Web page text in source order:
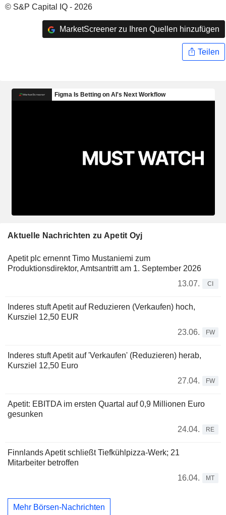
© S&P Capital IQ - 2026
MarketScreener zu Ihren Quellen hinzufügen
Teilen
Aktuelle Nachrichten zu Apetit Oyj
Apetit plc ernennt Timo Mustaniemi zum
Produktionsdirektor, Amtsantritt am 1. September 2026
13.07.
CI
Inderes stuft Apetit auf Reduzieren (Verkaufen) hoch,
Kursziel 12,50 EUR
23.06.
FW
Inderes stuft Apetit auf 'Verkaufen' (Reduzieren) herab,
Kursziel 12,50 Euro
27.04.
FW
Apetit: EBITDA im ersten Quartal auf 0,9 Millionen Euro
gesunken
24.04.
RE
Finnlands Apetit schließt Tiefkühlpizza-Werk; 21
Mitarbeiter betroffen
16.04.
MT
Mehr Börsen-Nachrichten